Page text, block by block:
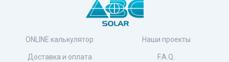
ONLINE калькулятор
Доставка и оплата
Наши проекты
F.A.Q.